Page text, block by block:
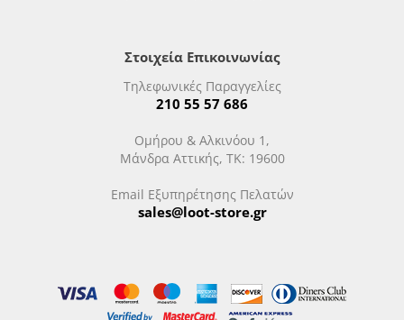
Στοιχεία Επικοινωνίας
Τηλεφωνικές Παραγγελίες
210 55 57 686
Ομήρου & Αλκινόου 1,
Μάνδρα Αττικής, ΤΚ: 19600
Email Εξυπηρέτησης Πελατών
sales@loot-store.gr